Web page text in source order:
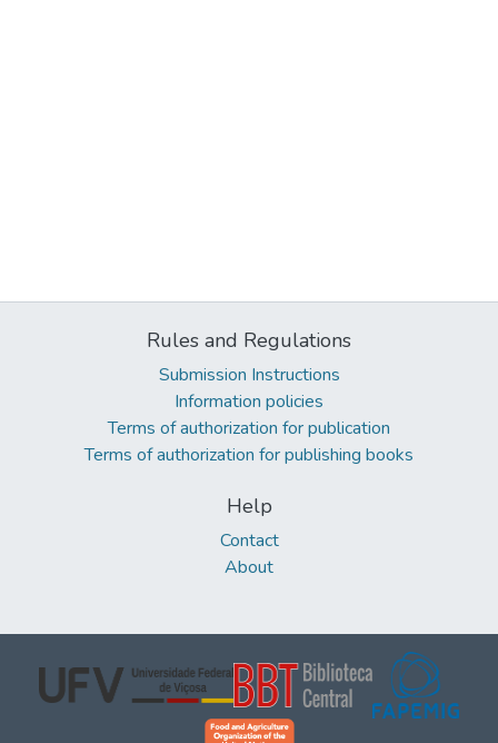
Rules and Regulations
Submission Instructions
Information policies
Terms of authorization for publication
Terms of authorization for publishing books
Help
Contact
About